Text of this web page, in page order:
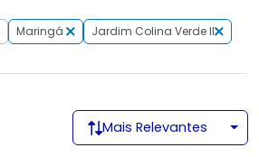
Maringá Jardim Colina Verde II
Mais Relevantes